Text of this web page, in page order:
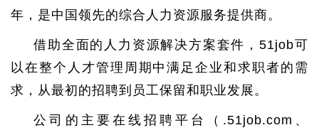
年，是中国领先的综合人力资源服务提供商。
借助全面的人力资源解决方案套件，51job可
以在整个人才管理周期中满足企业和求职者的需
求，从最初的招聘到员工保留和职业发展。
公司的主要在线招聘平台（.51job.com、